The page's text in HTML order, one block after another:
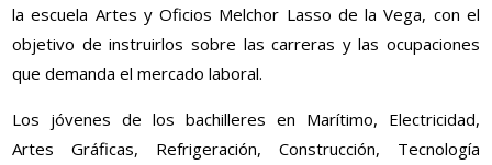
la escuela Artes y Oficios Melchor Lasso de la Vega, con el
objetivo de instruirlos sobre las carreras y las ocupaciones
que demanda el mercado laboral.
Los jóvenes de los bachilleres en Marítimo, Electricidad,
Artes Gráficas, Refrigeración, Construcción, Tecnología